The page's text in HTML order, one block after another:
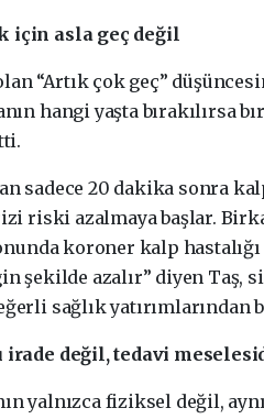
için asla geç değil
“Artık çok geç”
hangi yaşta bırakılırsa
sadece 20 dakika sonra
riski azalmaya başlar.
koroner kalp
şekilde azalır” diyen Taş,
sağlık
irade değil, tedavi
yalnızca fiziksel değil,